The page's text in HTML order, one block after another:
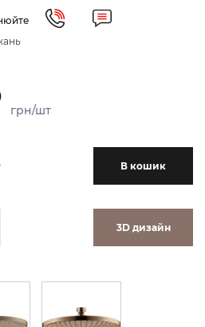
грн/шт
В кошик
3D дизайн